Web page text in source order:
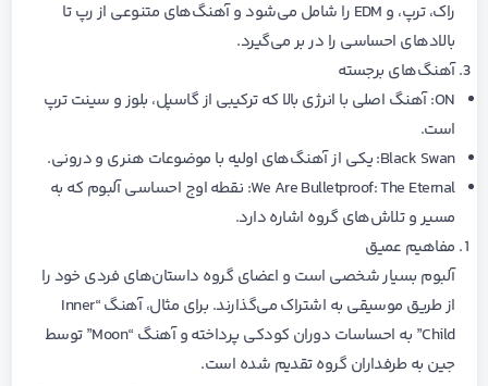
راک، ترپ، و EDM را شامل می‌شود و آهنگ‌های متنوعی از رپ تا
بالادهای احساسی را در بر می‌گیرد.
آهنگ‌های برجسته
ON: آهنگ اصلی با انرژی بالا که ترکیبی از گاسپل، بلوز و سینت ترپ
است.
Black Swan: یکی از آهنگ‌های اولیه با موضوعات هنری و درونی.
We Are Bulletproof: The Eternal: نقطه اوج احساسی آلبوم که به
مسیر و تلاش‌های گروه اشاره دارد.
مفاهیم عمیق
آلبوم بسیار شخصی است و اعضای گروه داستان‌های فردی خود را
از طریق موسیقی به اشتراک می‌گذارند. برای مثال، آهنگ “Inner
Child” به احساسات دوران کودکی پرداخته و آهنگ “Moon” توسط
جین به طرفداران گروه تقدیم شده است.